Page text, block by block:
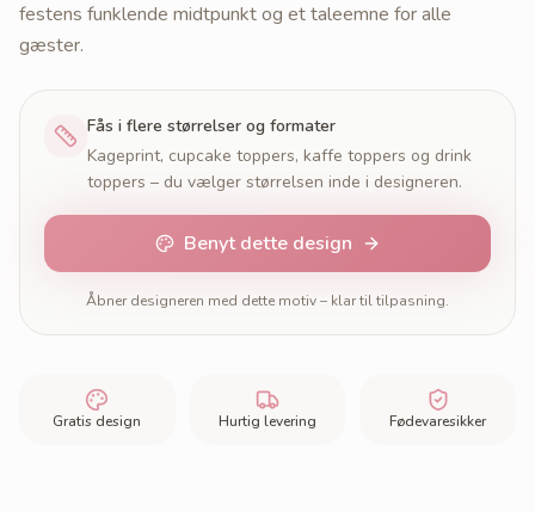
festens funklende midtpunkt og et taleemne for alle
gæster.
Fås i flere størrelser og formater
Kageprint, cupcake toppers, kaffe toppers og drink
toppers – du vælger størrelsen inde i designeren.
Benyt dette design
Åbner designeren med dette motiv – klar til tilpasning.
Gratis design Hurtig levering Fødevaresikker